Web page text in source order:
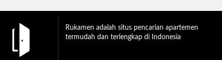
Rukamen adalah situs pencarian apartemen
termudah dan terlengkap di Indonesia